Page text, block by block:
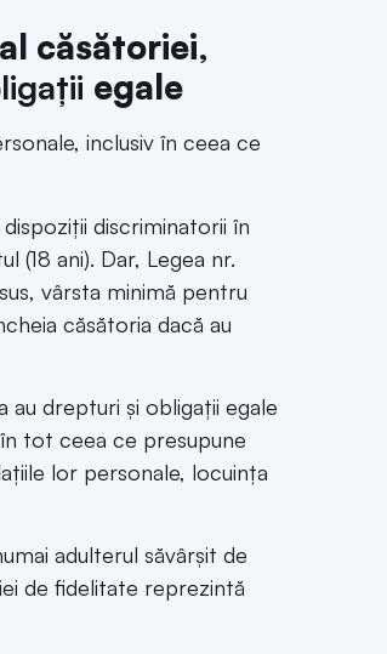
căsătoriei,
egale
inclusiv în ceea ce
discriminatorii în
(18 ani). Dar, Legea nr.
vârsta minimă pentru
căsătoria dacă au
drepturi și obligații egale
tot ceea ce presupune
lor personale, locuința
adulterul săvârșit de
de fidelitate reprezintă